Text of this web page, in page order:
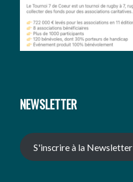
NEWSLETTER
S'inscrire à la Newsletter